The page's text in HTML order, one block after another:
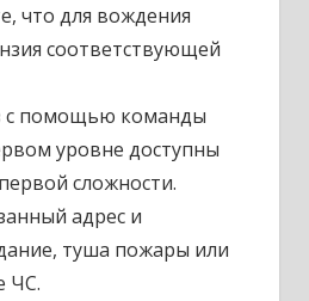
что для вождения
соответствующей
с помощью команды
уровне доступны
сложности.
адрес и
туша пожары или
ЧС.